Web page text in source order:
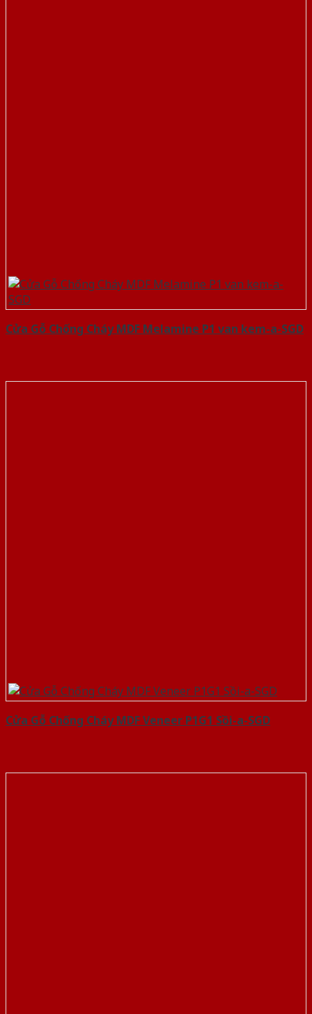
Cửa Gỗ Chống Cháy MDF Melamine P1 van kem-a-SGD
Cửa Gỗ Chống Cháy MDF Veneer P1G1 Sồi-a-SGD